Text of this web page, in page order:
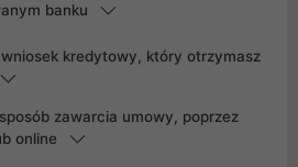
banku
wniosek kredytowy, który otrzymasz
zawarcia umowy, poprzez
online